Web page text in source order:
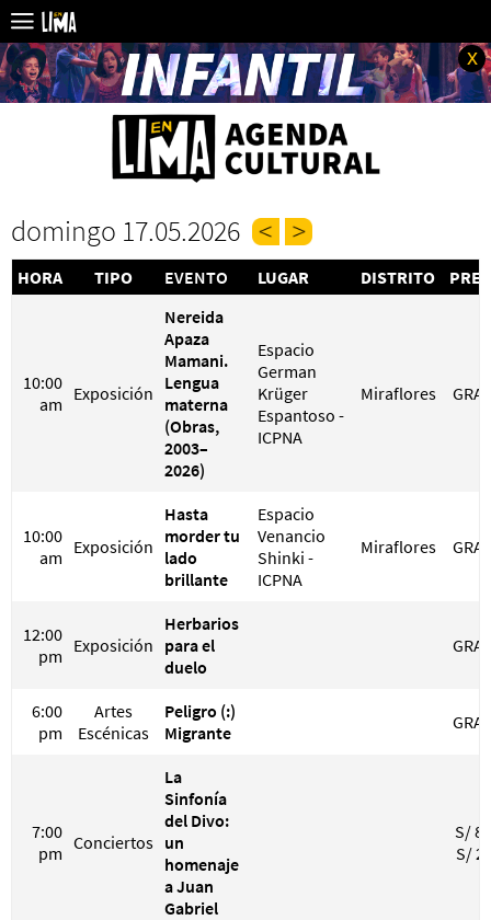
x
domingo 17.05.2026
HORA TIPO EVENTO LUGAR DISTRITO
10:00
am Exposición
Nereida
Apaza
Mamani.
Lengua
materna
(Obras,
2003–
2026)
Espacio
German
Krüger
Espantoso -
ICPNA
Miraflores
10:00
am Exposición
Hasta
morder tu
lado
brillante
Espacio
Venancio
Shinki -
ICPNA
Miraflores
12:00
pm Exposición
Herbarios
para el
duelo
6:00
pm
Artes
Escénicas
Peligro (:)
Migrante
7:00
pm Conciertos
La
Sinfonía
del Divo:
un
homenaje
a Juan
Gabriel
S/
S/